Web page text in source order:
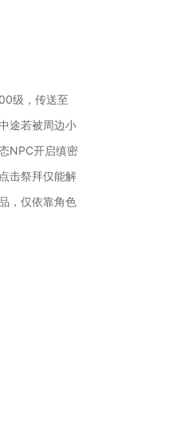
级，传送至
途若被周边小
NPC开启缜密
击祭拜仅能解
，仅依靠角色